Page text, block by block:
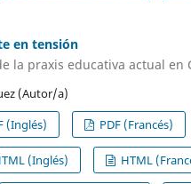
en tensión
la praxis educativa actual en
(Autor/a)
(Inglés) PDF (Francés)
(Inglés) HTML